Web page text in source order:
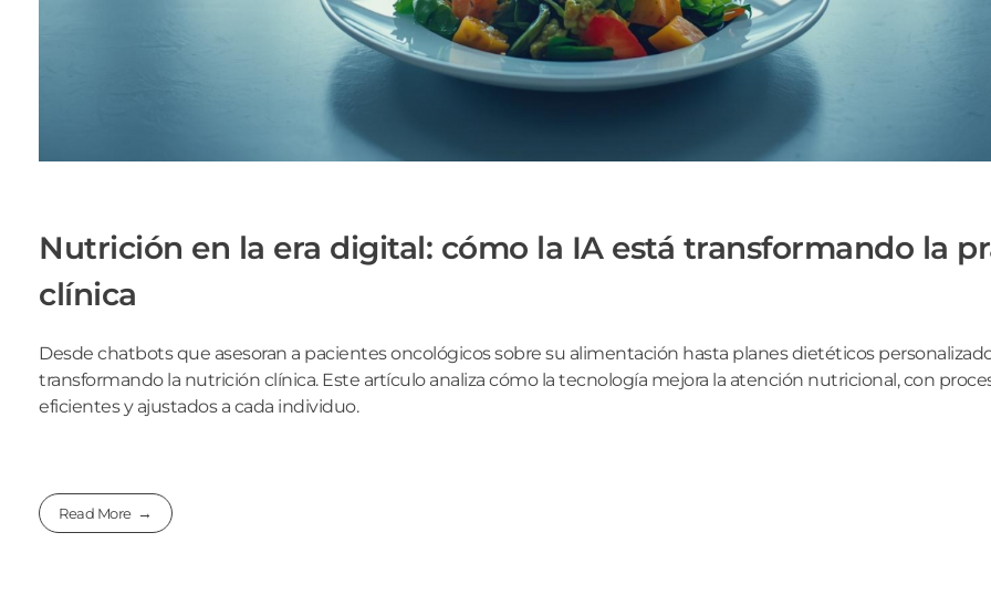
Nutrición en la era digital: cómo la IA está transformando la
clínica
Desde chatbots que asesoran a pacientes oncológicos sobre su alimentación hasta planes dietéticos
transformando la nutrición clínica. Este artículo analiza cómo la tecnología mejora la atención nutricional, con
eficientes y ajustados a cada individuo.
Read More